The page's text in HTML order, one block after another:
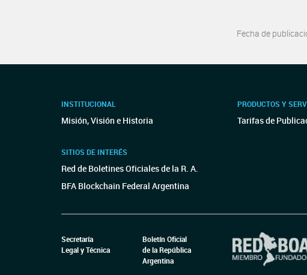
Fecha de
INSTITUCIONAL
Misión, Visión e Historia
SITIOS DE INTERÉS
Red de Boletines Oficiales de la R. A.
BFA Blockchain Federal Argentina
PRODUCTOS Y
Tarifas de
Secretaría
Legal y Técnica
Boletín Oficial
de la República
Argentina